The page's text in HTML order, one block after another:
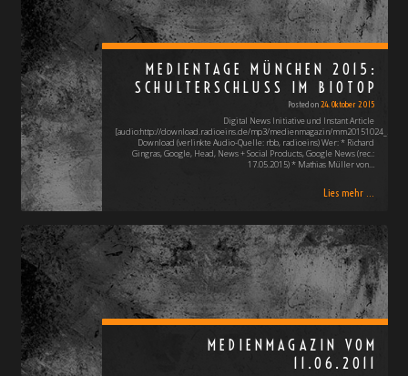
MEDIENTAGE MÜNCHEN 2015:
SCHULTERSCHLUSS IM BIOTOP
Posted on24. Oktober 2015
Digital News Initiative und Instant Article
[audio:http://download.radioeins.de/mp3/medienmagazin/
Download (verlinkte Audio-Quelle: rbb, radioeins) Wer: * Richard
Gingras, Google, Head, News + Social Products, Google News (rec.:
17.05.2015) * Mathias Müller von…
Lies mehr ...
MEDIENMAGAZIN VOM
11.06.2011